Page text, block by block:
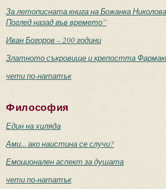
За летописната книга на Божанка
Поглед назад във времето”
Иван Богоров – 200 години
Златното съкровище и крепостта
чети по-нататък
Философия
Един на хиляда
Ами... ако наистина се случи?
Емоционален аспект за душата
чети по-нататък